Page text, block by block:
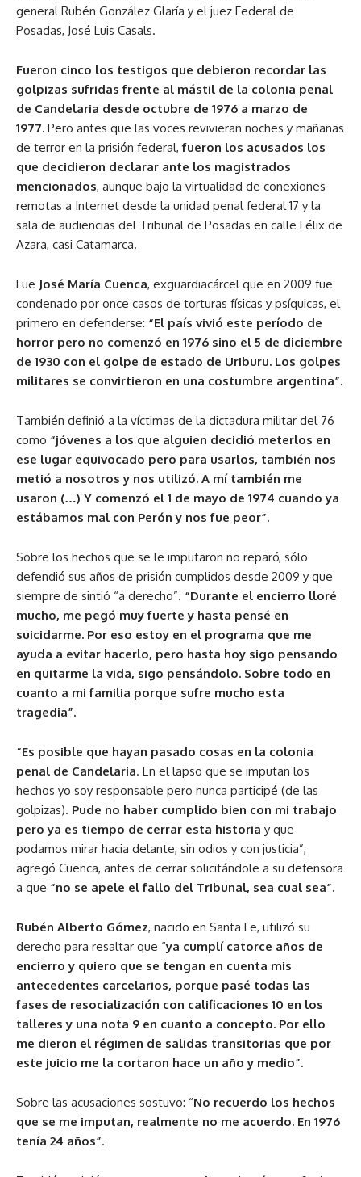
general Rubén González Glaría y el juez Federal de
Posadas, José Luis Casals.
Fueron cinco los testigos que debieron recordar las
golpizas sufridas frente al mástil de la colonia penal
de Candelaria desde octubre de 1976 a marzo de
1977. Pero antes que las voces revivieran noches y mañanas
de terror en la prisión federal,fueron los acusados los
que decidieron declarar ante los magistrados
mencionados, aunque bajo la virtualidad de conexiones
remotas a Internet desde la unidad penal federal 17 y la
sala de audiencias del Tribunal de Posadas en calle Félix de
Azara, casi Catamarca.
Fue José María Cuenca, exguardiacárcel que en 2009 fue
condenado por once casos de torturas físicas y psíquicas, el
primero en defenderse: “El país vivió este período de
horror pero no comenzó en 1976 sino el 5 de diciembre
de 1930 con el golpe de estado de Uriburu. Los golpes
militares se convirtieron en una costumbre argentina”.
También definió a la víctimas de la dictadura militar del 76
como “jóvenes a los que alguien decidió meterlos en
ese lugar equivocado pero para usarlos, también nos
metió a nosotros y nos utilizó. A mí también me
usaron (…) Y comenzó el 1 de mayo de 1974 cuando ya
estábamos mal con Perón y nos fue peor”.
Sobre los hechos que se le imputaron no reparó, sólo
defendió sus años de prisión cumplidos desde 2009 y que
siempre de sintió “a derecho”. “Durante el encierro lloré
mucho, me pegó muy fuerte y hasta pensé en
suicidarme. Por eso estoy en el programa que me
ayuda a evitar hacerlo, pero hasta hoy sigo pensando
en quitarme la vida, sigo pensándolo. Sobre todo en
cuanto a mi familia porque sufre mucho esta
tragedia”.
“Es posible que hayan pasado cosas en la colonia
penal de Candelaria. En el lapso que se imputan los
hechos yo soy responsable pero nunca participé (de las
golpizas). Pude no haber cumplido bien con mi trabajo
pero ya es tiempo de cerrar esta historia y que
podamos mirar hacia delante, sin odios y con justicia”,
agregó Cuenca, antes de cerrar solicitándole a su defensora
a que “no se apele el fallo del Tribunal, sea cual sea”.
Rubén Alberto Gómez, nacido en Santa Fe, utilizó su
derecho para resaltar que “ya cumplí catorce años de
encierro y quiero que se tengan en cuenta mis
antecedentes carcelarios, porque pasé todas las
fases de resocialización con calificaciones 10 en los
talleres y una nota 9 en cuanto a concepto. Por ello
me dieron el régimen de salidas transitorias que por
este juicio me la cortaron hace un año y medio”.
Sobre las acusaciones sostuvo: “No recuerdo los hechos
que se me imputan, realmente no me acuerdo. En 1976
tenía 24 años”.